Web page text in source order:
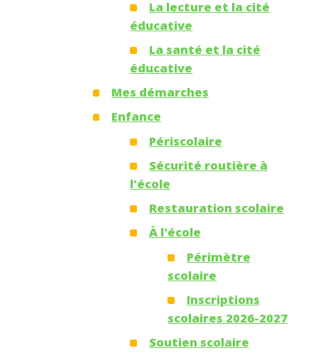
La lecture et la cité
éducative
La santé et la cité
éducative
Mes démarches
Enfance
Périscolaire
Sécurité routière à
l'école
Restauration scolaire
À l'école
Périmètre
scolaire
Inscriptions
scolaires 2026-2027
Soutien scolaire